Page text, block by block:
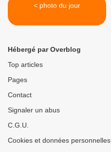
< photo du jour
Hébergé par Overblog
Top articles
Pages
Contact
Signaler un abus
C.G.U.
Cookies et données personnelles